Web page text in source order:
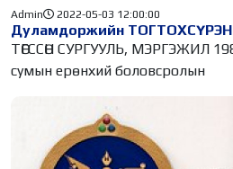
Дуламдоржийн ТОГТОХСҮРЭН
Admin 2022-05-03 12:00:00
ТӨГССӨН СУРГУУЛЬ, МЭРГЭЖИЛ 1986 онд Хайрхандулаан
сумын ерөнхий боловсролын